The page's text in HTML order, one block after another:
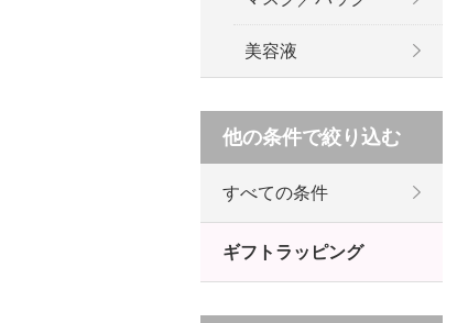
美容液
他の条件で絞り込む
すべての条件
ギフトラッピング